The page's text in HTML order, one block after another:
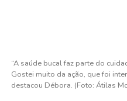
“A saúde bucal faz parte do
Gostei muito da ação, que foi
destacou Débora. (Foto: Átilas